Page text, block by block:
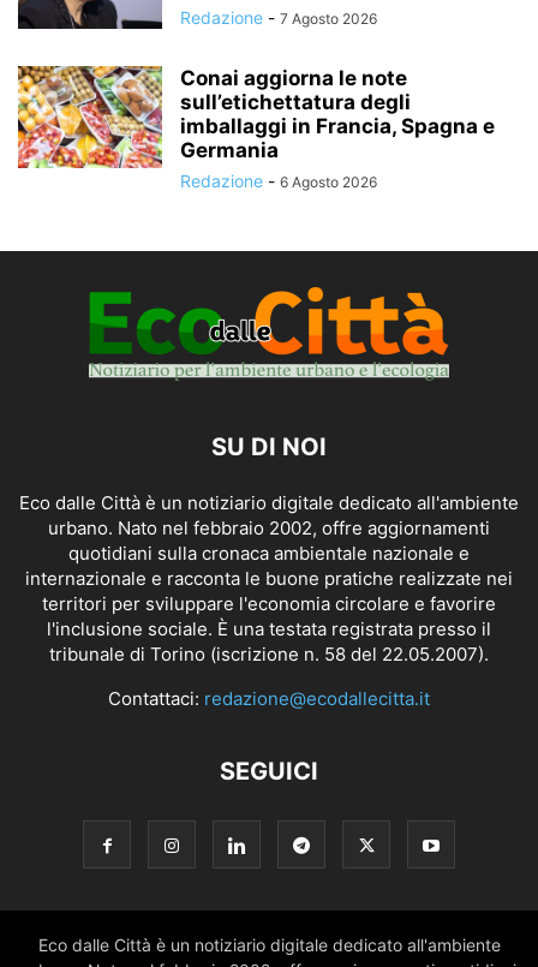
Redazione - 7 Agosto 2026
Conai aggiorna le note
sull’etichettatura degli
imballaggi in Francia, Spagna e
Germania
Redazione - 6 Agosto 2026
SU DI NOI
Eco dalle Città è un notiziario digitale dedicato all'ambiente
urbano. Nato nel febbraio 2002, offre aggiornamenti
quotidiani sulla cronaca ambientale nazionale e
internazionale e racconta le buone pratiche realizzate nei
territori per sviluppare l'economia circolare e favorire
l'inclusione sociale. È una testata registrata presso il
tribunale di Torino (iscrizione n. 58 del 22.05.2007).
Contattaci: redazione@ecodallecitta.it
SEGUICI
Eco dalle Città è un notiziario digitale dedicato all'ambiente